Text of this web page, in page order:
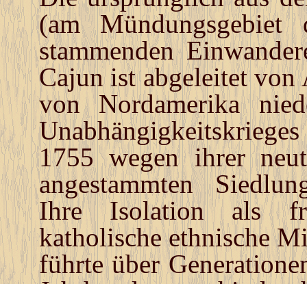
(am
stammenden
Cajun ist abgeleitet von
von Nordamerika
1755 wegen ihrer
angestammten
Ihre Isolation als
katholische ethnische
führte über